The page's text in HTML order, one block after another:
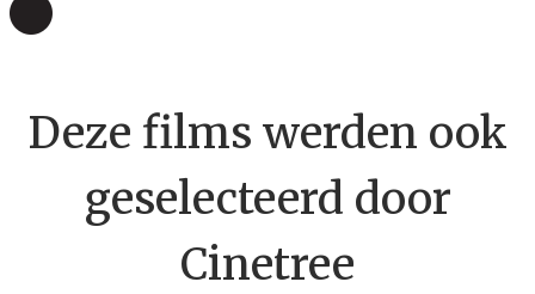
Deze films werden ook
geselecteerd door
Cinetree